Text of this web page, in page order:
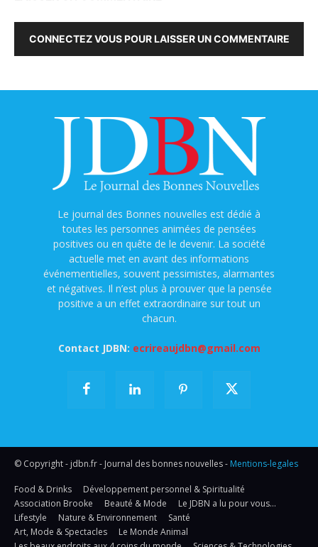
CONNECTEZ VOUS POUR LAISSER UN COMMENTAIRE
Le journal des Bonnes nouvelles est dédié à
toutes les personnes animées de pensées
positives ou en quête de le devenir. La société
actuelle met en avant des informations
événementielles, souvent pessimistes, alarmantes
et négatives. Il n’est plus à prouver que la pensée
positive a un effet extraordinaire sur tout un
chacun.
Contact JDBN: ecrireaujdbn@gmail.com
© Copyright - jdbn.fr - Journal des bonnes nouvelles - Mentions-legales
Food & Drinks
Développement personnel & Spiritualité
Association Brooke
Beauté & Mode
Le JDBN a lu pour vous…
Lifestyle
Nature & Environnement
Santé
Art, Mode & Spectacles
Le Monde Animal